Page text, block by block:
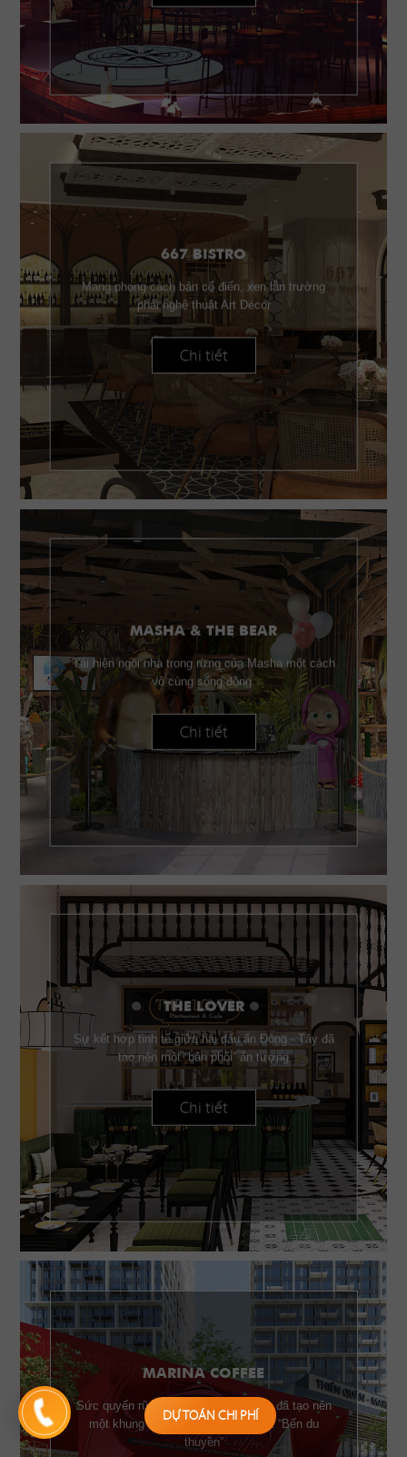
667 BISTRO
Mang phong cách bán cổ điển, xen lẫn trường
phái nghệ thuật Art Décor
Chi tiết
MASHA & THE BEAR
Tái hiện ngôi nhà trong rừng của Masha một cách
vô cùng sống động.
Chi tiết
THE LOVER
Sự kết hợp tinh tế giữa hai dấu ấn Đông - Tây đã
tạo nên một “bản phối” ấn tượng
Chi tiết
MARINA COFFEE
Sức quyến rũ của những chiếc buồm đã tạo nên
một khung cảnh đặc trưng của một “Bến du
thuyền”
DỰ TOÁN CHI PHÍ